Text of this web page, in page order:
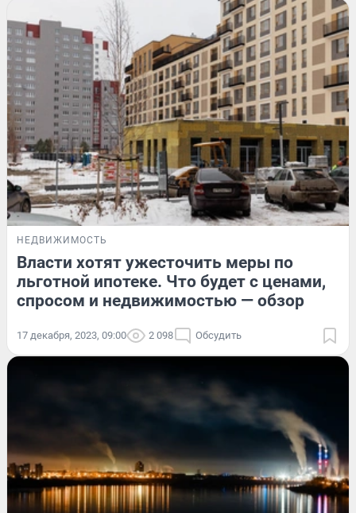
НЕДВИЖИМОСТЬ
Власти хотят ужесточить меры по
льготной ипотеке. Что будет с ценами,
спросом и недвижимостью — обзор
17 декабря, 2023, 09:00 2 098 Обсудить